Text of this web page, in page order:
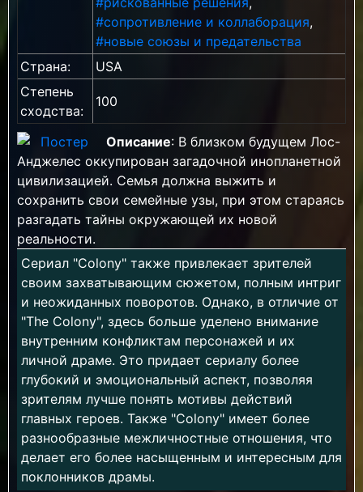
#сопротивление и коллаборация,
#новые союзы и предательства
Страна:
USA
Степень
сходства:
100
Описание: В близком будущем Лос-
Анджелес оккупирован загадочной инопланетной
цивилизацией. Семья должна выжить и
сохранить свои семейные узы, при этом стараясь
разгадать тайны окружающей их новой
реальности.
Сериал "Colony" также привлекает зрителей
своим захватывающим сюжетом, полным интриг
и неожиданных поворотов. Однако, в отличие от
"The Colony", здесь больше уделено внимание
внутренним конфликтам персонажей и их
личной драме. Это придает сериалу более
глубокий и эмоциональный аспект, позволяя
зрителям лучше понять мотивы действий
главных героев. Также "Colony" имеет более
разнообразные межличностные отношения, что
делает его более насыщенным и интересным для
поклонников драмы.